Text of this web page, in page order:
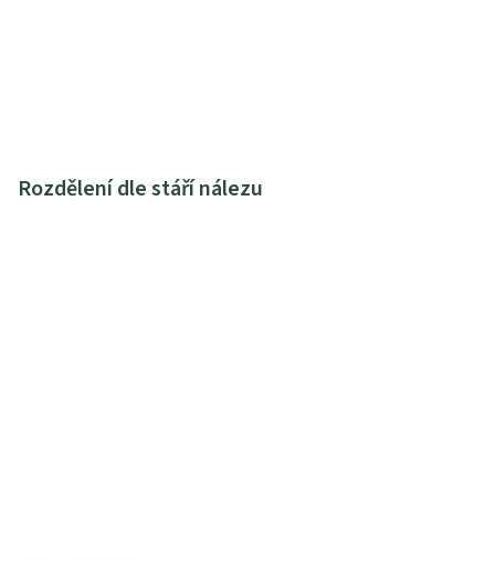
Rozdělení dle stáří nálezu